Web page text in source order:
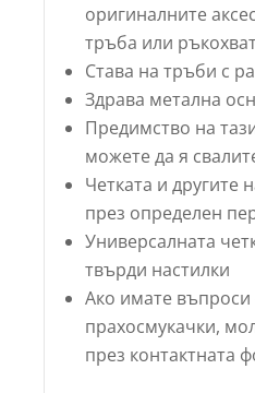
оригиналните
тръба или
Става на тръби с
Здрава метална
Предимство на
можете да я
Четката и другите
през определен
Универсалната
твърди настилки
Ако имате
прахосмукачки,
през контактната